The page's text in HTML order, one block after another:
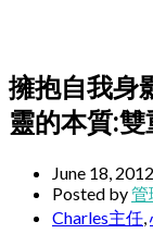
擁抱自我身
靈的本質:
June 18, 2012
Posted by管
Charles主任,